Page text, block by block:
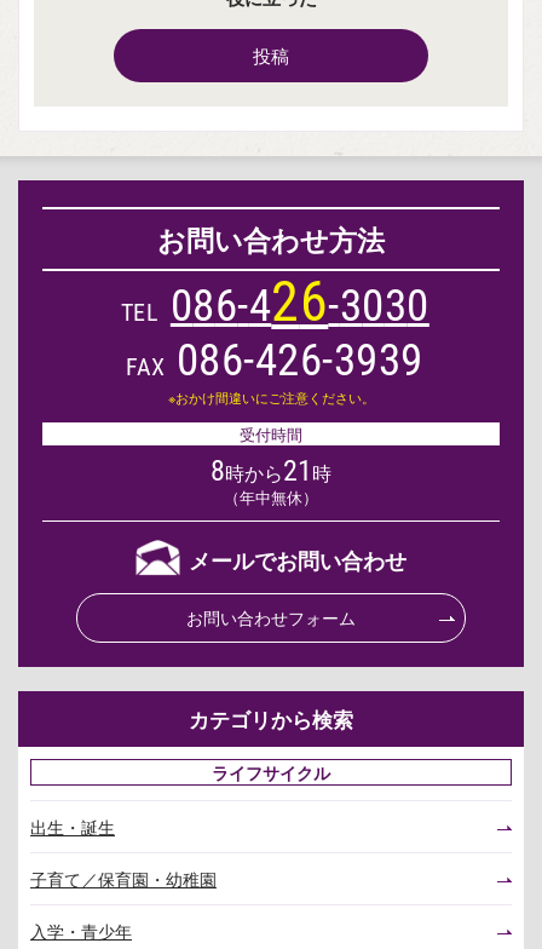
投稿
お問い合わせ方法
TEL 086-426-3030
FAX 086-426-3939
※おかけ間違いにご注意ください。
受付時間
8時から21 時
（年中無休）
メールでお問い合わせ
お問い合わせフォーム
カテゴリから検索
ライフサイクル
出生・誕生
子育て／保育園・幼稚園
入学・青少年